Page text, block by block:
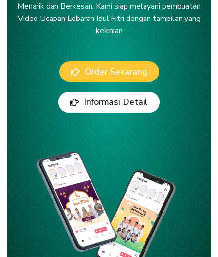
Menarik dan Berkesan. Kami siap melayani pembuatan
Video Ucapan Lebaran Idul Fitri dengan tampilan yang
kekinian
Order Sekarang
Informasi Detail